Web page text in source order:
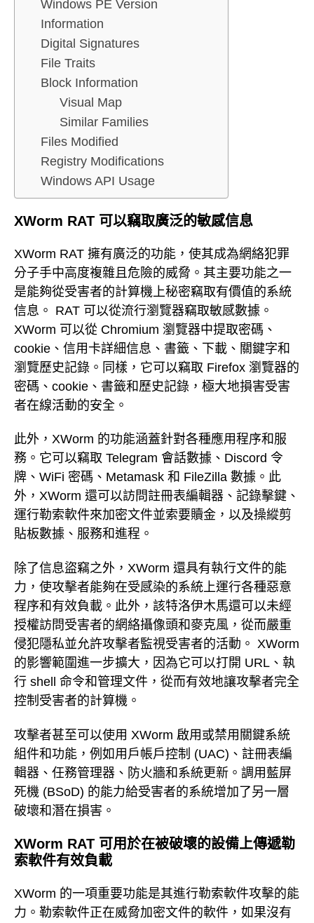
Windows PE Version
Information
Digital Signatures
File Traits
Block Information
Visual Map
Similar Families
Files Modified
Registry Modifications
Windows API Usage
XWorm RAT 可以竊取廣泛的敏感信息
XWorm RAT 擁有廣泛的功能，使其成為網絡犯罪
分子手中高度複雜且危險的威脅。其主要功能之一
是能夠從受害者的計算機上秘密竊取有價值的系統
信息。 RAT 可以從流行瀏覽器竊取敏感數據。
XWorm 可以從 Chromium 瀏覽器中提取密碼、
cookie、信用卡詳細信息、書籤、下載、關鍵字和
瀏覽歷史記錄。同樣，它可以竊取 Firefox 瀏覽器的
密碼、cookie、書籤和歷史記錄，極大地損害受害
者在線活動的安全。
此外，XWorm 的功能涵蓋針對各種應用程序和服
務。它可以竊取 Telegram 會話數據、Discord 令
牌、WiFi 密碼、Metamask 和 FileZilla 數據。此
外，XWorm 還可以訪問註冊表編輯器、記錄擊鍵、
運行勒索軟件來加密文件並索要贖金，以及操縱剪
貼板數據、服務和進程。
除了信息盜竊之外，XWorm 還具有執行文件的能
力，使攻擊者能夠在受感染的系統上運行各種惡意
程序和有效負載。此外，該特洛伊木馬還可以未經
授權訪問受害者的網絡攝像頭和麥克風，從而嚴重
侵犯隱私並允許攻擊者監視受害者的活動。 XWorm
的影響範圍進一步擴大，因為它可以打開 URL、執
行 shell 命令和管理文件，從而有效地讓攻擊者完全
控制受害者的計算機。
攻擊者甚至可以使用 XWorm 啟用或禁用關鍵系統
組件和功能，例如用戶帳戶控制 (UAC)、註冊表編
輯器、任務管理器、防火牆和系統更新。調用藍屏
死機 (BSoD) 的能力給受害者的系統增加了另一層
破壞和潛在損害。
XWorm RAT 可用於在被破壞的設備上傳遞勒
索軟件有效負載
XWorm 的一項重要功能是其進行勒索軟件攻擊的能
力。勒索軟件正在威脅加密文件的軟件，如果沒有